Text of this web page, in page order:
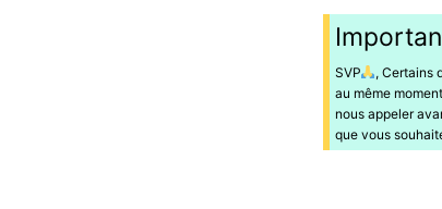
SVP , Certains
au même
nous appeler
que vous